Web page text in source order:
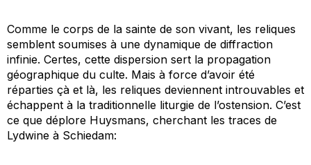
Comme le corps de la sainte de son vivant, les reliques
semblent soumises à une dynamique de diffraction
infinie. Certes, cette dispersion sert la propagation
géographique du culte. Mais à force d’avoir été
réparties çà et là, les reliques deviennent introuvables et
échappent à la traditionnelle liturgie de l’ostension. C’est
ce que déplore Huysmans, cherchant les traces de
Lydwine à Schiedam: